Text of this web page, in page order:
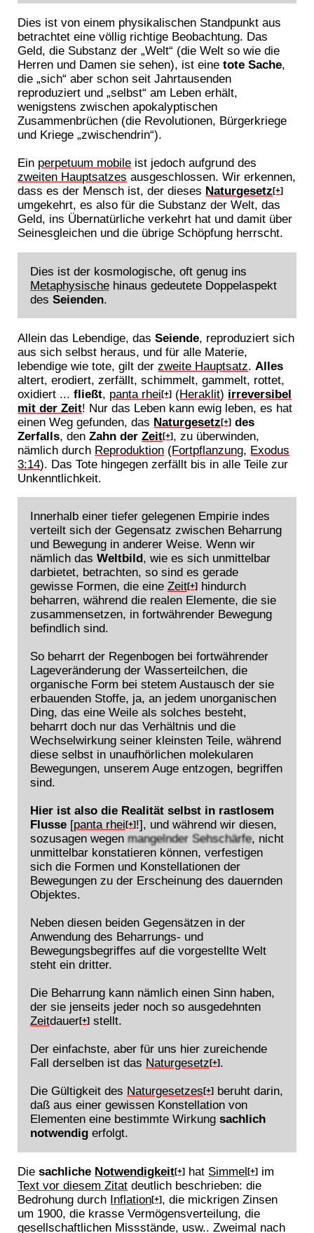
Dies ist von einem physikalischen Standpunkt aus
betrachtet eine völlig richtige Beobachtung. Das
Geld, die Substanz der „Welt“ (die Welt so wie die
Herren und Damen sie sehen), ist einetote Sache,
die „sich“ aber schon seit Jahrtausenden
reproduziert und „selbst“ am Leben erhält,
wenigstens zwischen apokalyptischen
Zusammenbrüchen (die Revolutionen, Bürgerkriege
und Kriege „zwischendrin“).
Ein perpetuum mobile ist jedoch aufgrund des
zweiten Hauptsatzes ausgeschlossen. Wir erkennen,
dass es der Mensch ist, der dieses Naturgesetz[+]
umgekehrt, es also für die Substanz der Welt, das
Geld, ins Übernatürliche verkehrt hat und damit über
Seinesgleichen und die übrige Schöpfung herrscht.
Dies ist der kosmologische, oft genug ins
Metaphysischehinaus gedeutete Doppelaspekt
des Seienden.
Allein das Lebendige, dasSeiende, reproduziert sich
aus sich selbst heraus, und für alle Materie,
lebendige wie tote, gilt derzweite Hauptsatz. Alles
altert, erodiert, zerfällt, schimmelt, gammelt, rottet,
oxidiert ...fließt, panta rhei[+] (Heraklit) irreversibel
mit der Zeit! Nur das Leben kann ewig leben, es hat
einen Weg gefunden, das Naturgesetz[+] des
Zerfalls, denZahn derZeit[+], zu überwinden,
nämlich durch Reproduktion (Fortpflanzung, Exodus
3:14). Das Tote hingegen zerfällt bis in alle Teile zur
Unkenntlichkeit.
Innerhalb einer tiefer gelegenen Empirie indes
verteilt sich der Gegensatz zwischen Beharrung
und Bewegung in anderer Weise. Wenn wir
nämlich das Weltbild, wie es sich unmittelbar
darbietet, betrachten, so sind es gerade
gewisse Formen, die eine Zeit[+]hindurch
beharren, während die realen Elemente, die sie
zusammensetzen, in fortwährender Bewegung
befindlich sind.
So beharrt der Regenbogen bei fortwährender
Lageveränderung der Wasserteilchen, die
organische Form bei stetem Austausch der sie
erbauenden Stoffe, ja, an jedem unorganischen
Ding, das eine Weile als solches besteht,
beharrt doch nur das Verhältnis und die
Wechselwirkung seiner kleinsten Teile, während
diese selbst in unaufhörlichen molekularen
Bewegungen, unserem Auge entzogen, begriffen
sind.
Hier ist also die Realität selbst in rastlosem
Flusse[panta rhei [+]!], und während wir diesen,
sozusagen wegen mangelnder Sehschärfe, nicht
unmittelbar konstatieren können, verfestigen
sich die Formen und Konstellationen der
Bewegungen zu der Erscheinung des dauernden
Objektes.
Neben diesen beiden Gegensätzen in der
Anwendung des Beharrungs- und
Bewegungsbegriffes auf die vorgestellte Welt
steht ein dritter.
Die Beharrung kann nämlich einen Sinn haben,
der sie jenseits jeder noch so ausgedehnten
Zeitdauer[+]stellt.
Der einfachste, aber für uns hier zureichende
Fall derselben ist das Naturgesetz [+].
Die Gültigkeit des Naturgesetzes [+]beruht darin,
daß aus einer gewissen Konstellation von
Elementen eine bestimmte Wirkung sachlich
notwendigerfolgt.
Diesachliche Notwendigkeit[+] hat Simmel[+] im
Text vor diesem Zitat deutlich beschrieben: die
Bedrohung durch Inflation[+] , die mickrigen Zinsen
um 1900, die krasse Vermögensverteilung, die
gesellschaftlichen Missstände, usw.. Zweimal nach